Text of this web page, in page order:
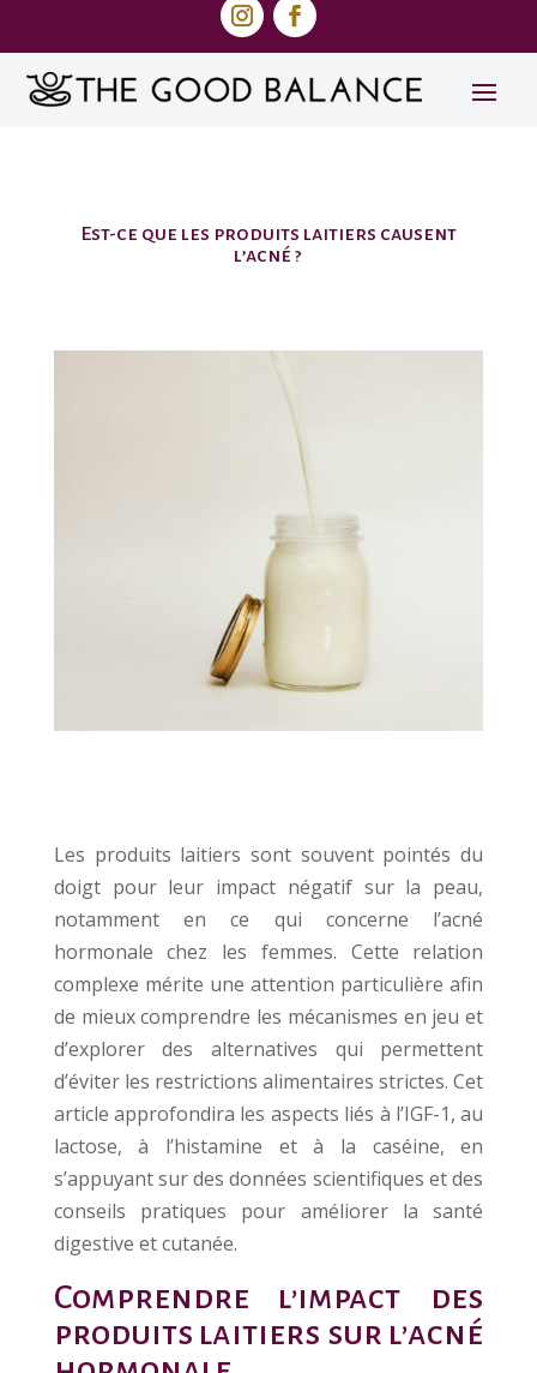
Est-ce que les produits laitiers causent
l’acné ?
Les produits laitiers sont souvent pointés du
doigt pour leur impact négatif sur la peau,
notamment en ce qui concerne l’acné
hormonale chez les femmes. Cette relation
complexe mérite une attention particulière afin
de mieux comprendre les mécanismes en jeu et
d’explorer des alternatives qui permettent
d’éviter les restrictions alimentaires strictes. Cet
article approfondira les aspects liés à l’IGF-1, au
lactose, à l’histamine et à la caséine, en
s’appuyant sur des données scientifiques et des
conseils pratiques pour améliorer la santé
digestive et cutanée.
Comprendre l’impact des
produits laitiers sur l’acné